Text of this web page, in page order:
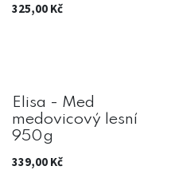
325,00 Kč
Elisa - Med
medovicový lesní
950g
339,00 Kč